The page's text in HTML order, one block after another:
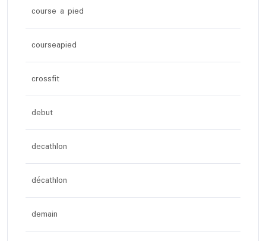
course a pied
courseapied
crossfit
debut
decathlon
décathlon
demain